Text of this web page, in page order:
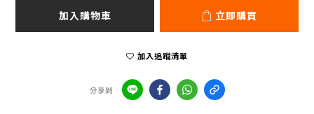
加入購物車 立即購買
加入追蹤清單
分享到